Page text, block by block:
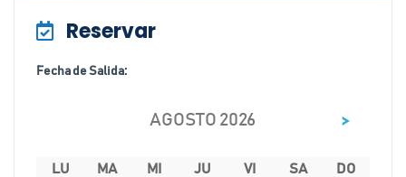
Reservar
Fecha de Salida:
AGOSTO 2026 >
LU MA MI JU VI SA
DO